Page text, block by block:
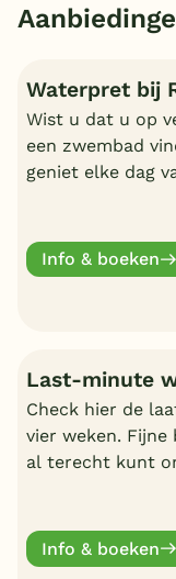
Waterpret bij
Wist u dat u op
een zwembad
geniet elke dag
Info & boeken
Last-minute
Check hier de
vier weken. Fijne
al terecht kunt
Info & boeken